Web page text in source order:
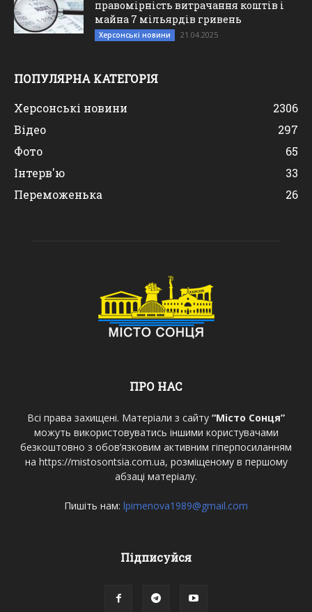
правомірність витрачання коштів і
майна 7 мільярдів гривень
Херсонські новини 21.04.2025
ПОПУЛЯРНА КАТЕГОРІЯ
Херсонські новини
2306
Відео
297
Фото
65
Інтерв'ю
33
Переможенька
26
ПРО НАС
Всі права захищені. Матеріали з сайту “Місто Сонця”
можуть використовуватись іншими користувачами
безкоштовно з обов’язковим активним гіперпосиланням
на https://mistosontsia.com.ua, розміщеному в першому
абзаці матеріалу.
Пишіть нам: lpimenova1989@gmail.com
Підписуйся